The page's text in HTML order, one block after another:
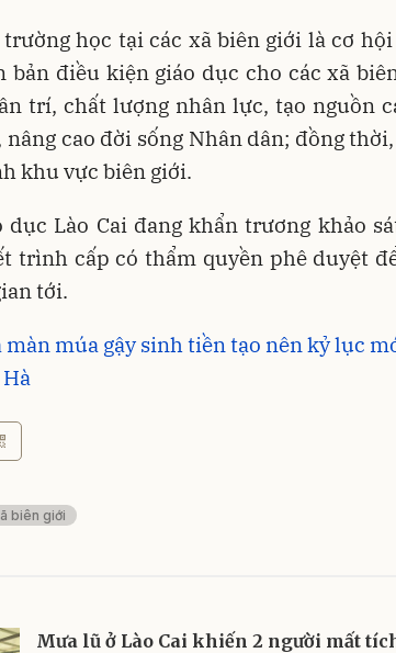
học tại các xã biên giới là cơ hội
bản điều kiện giáo dục cho các xã
trí, chất lượng nhân lực, tạo nguồn
nâng cao đời sống Nhân dân; đồng
khu vực biên giới.
dục Lào Cai đang khẩn trương khảo
trình cấp có thẩm quyền phê duyệt
tới.
múa gậy sinh tiền tạo nên kỷ lục
biên giới
Mưa lũ ở Lào Cai khiến 2 người mất